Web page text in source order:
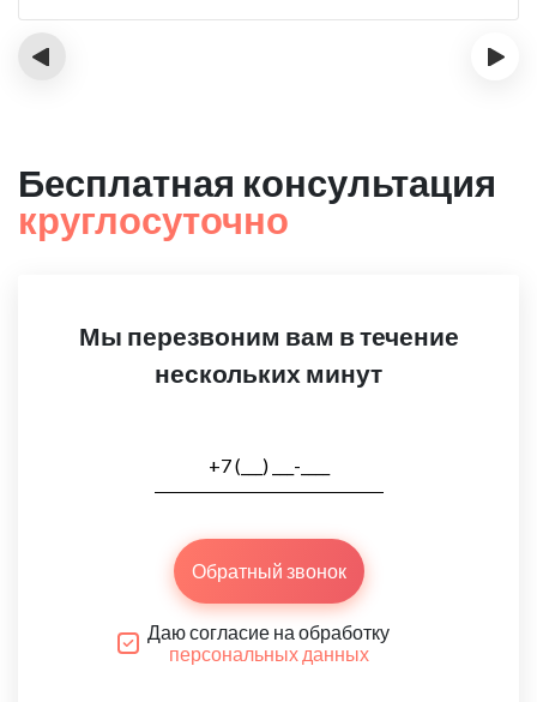
‹ ›
Бесплатная консультация
круглосуточно
Мы перезвоним вам в течение
нескольких минут
Обратный звонок
Даю согласие на обработку
персональных данных